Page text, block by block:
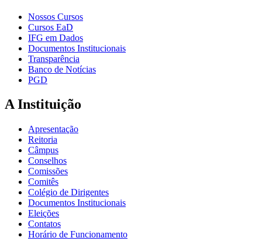
Nossos Cursos
Cursos EaD
IFG em Dados
Documentos Institucionais
Transparência
Banco de Notícias
PGD
A Instituição
Apresentação
Reitoria
Câmpus
Conselhos
Comissões
Comitês
Colégio de Dirigentes
Documentos Institucionais
Eleições
Contatos
Horário de Funcionamento